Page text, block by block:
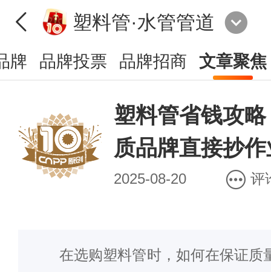
塑料管·水管管道
牌 品牌投票 品牌招商 文章聚焦
塑料管省钱攻
质品牌直接抄
2025-08-20 评
在选购塑料管时，如何在保证质